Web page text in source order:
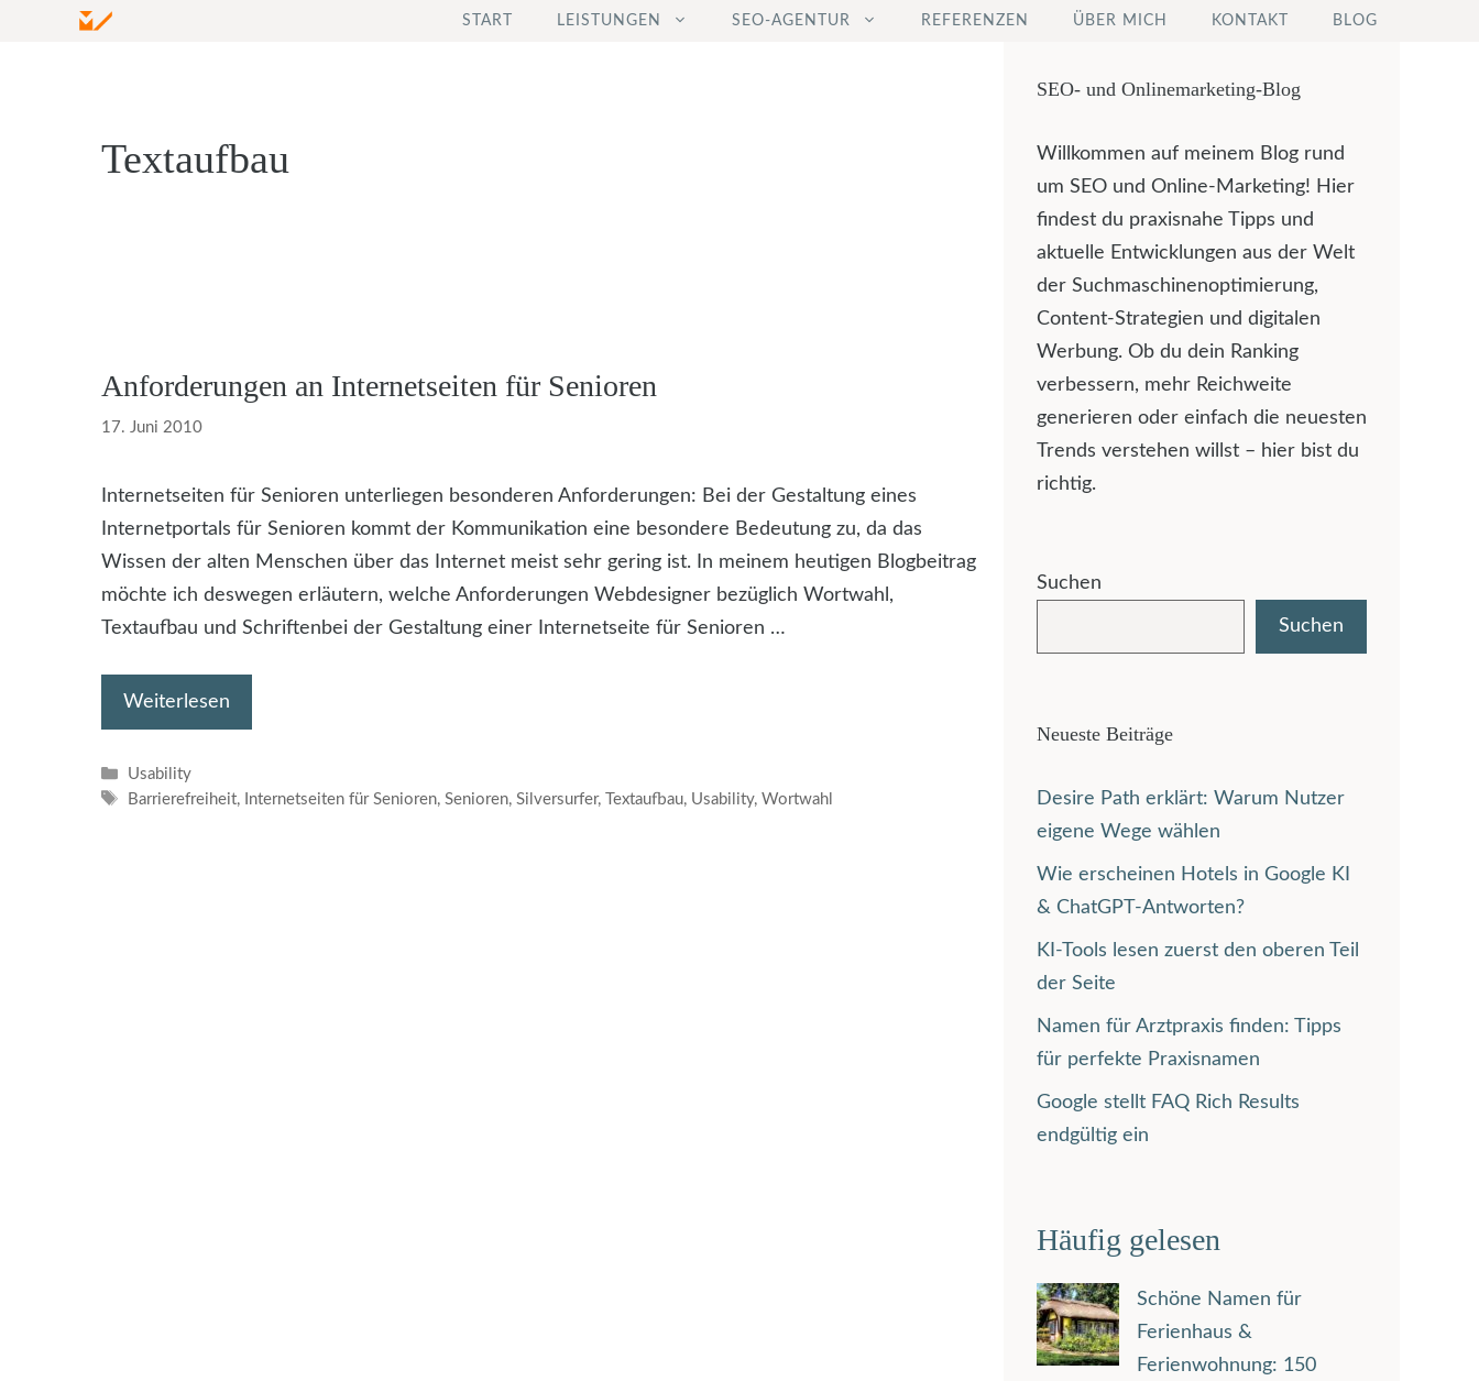
START LEISTUNGEN SEO-AGENTUR REFERENZEN ÜBER MICH KONTAKT BLOG
Textaufbau
Anforderungen an Internetseiten für Senioren
17. Juni 2010
Internetseiten für Senioren unterliegen besonderen Anforderungen: Bei der Gestaltung eines
Internetportals für Senioren kommt der Kommunikation eine besondere Bedeutung zu, da das
Wissen der alten Menschen über das Internet meist sehr gering ist. In meinem heutigen Blogbeitrag
möchte ich deswegen erläutern, welche Anforderungen Webdesigner bezüglich Wortwahl,
Textaufbau und Schriftenbei der Gestaltung einer Internetseite für Senioren …
Weiterlesen
Kategorien
Usability
Schlagwörter
Barrierefreiheit, Internetseiten für Senioren,Senioren,Silversurfer, Textaufbau, Usability,Wortwahl
SEO- und Onlinemarketing-Blog
Willkommen auf meinem Blog rund
um SEO und Online-Marketing! Hier
findest du praxisnahe Tipps und
aktuelle Entwicklungen aus der Welt
der Suchmaschinenoptimierung,
Content-Strategien und digitalen
Werbung. Ob du dein Ranking
verbessern, mehr Reichweite
generieren oder einfach die neuesten
Trends verstehen willst – hier bist du
richtig.
Suchen
Suchen
Neueste Beiträge
Desire Path erklärt: Warum Nutzer
eigene Wege wählen
Wie erscheinen Hotels in Google KI
& ChatGPT-Antworten?
KI-Tools lesen zuerst den oberen Teil
der Seite
Namen für Arztpraxis finden: Tipps
für perfekte Praxisnamen
Google stellt FAQ Rich Results
endgültig ein
Häufig gelesen
Schöne Namen für
Ferienhaus &
Ferienwohnung: 150